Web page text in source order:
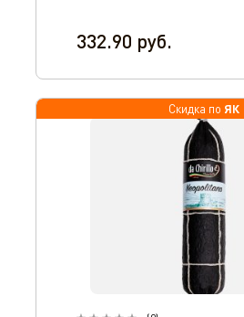
Оператор 8-800-350-46-10
332.90 руб.
Скидка по ЯК